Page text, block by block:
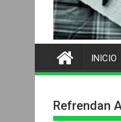
INICIO
Refrendan